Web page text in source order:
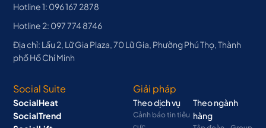
Hotline 1: 096 167 2878
Hotline 2: 097 774 8746
Địa chỉ: Lầu 2, Lữ Gia Plaza, 70 Lữ Gia, Phường Phú Thọ, Thành
phố Hồ Chí Minh
Social Suite
SocialHeat
SocialTrend
Giải pháp
Theo dịch vụ
Cảnh báo tin tiêu
Theo ngành
hàng